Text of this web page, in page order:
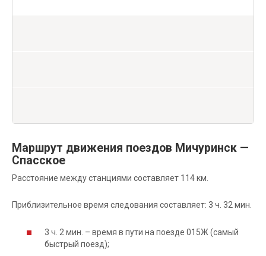
Маршрут движения поездов Мичуринск —
Спасское
Расстояние между станциями составляет 114 км.
Приблизительное время следования составляет: 3 ч. 32 мин.
3 ч. 2 мин. – время в пути на поезде 015Ж (самый
быстрый поезд);